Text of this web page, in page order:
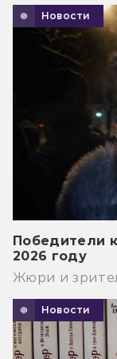
Новости
Победители
2026 году
Жюри и
Новости